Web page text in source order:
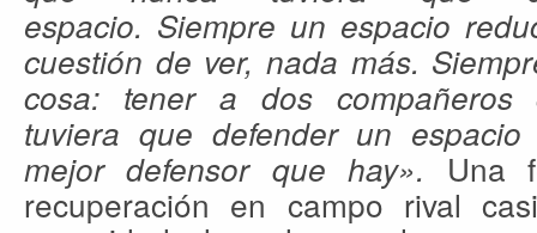
espacio. Siempre un espacio
cuestión de ver, nada más.
cosa: tener a dos
tuviera que defender un
mejor defensor que hay». Una
recuperación en campo rival